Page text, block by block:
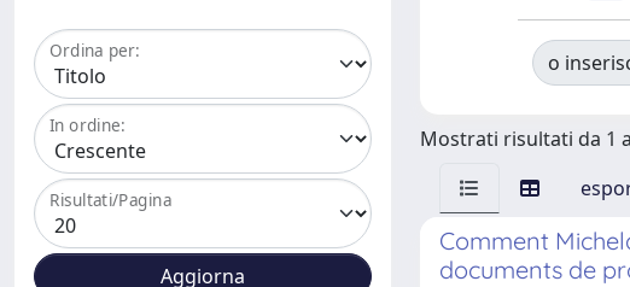
Ordina per:
In ordine:
Risultati/Pagina
o
Mostrati risultati da 1
Comment
documents de